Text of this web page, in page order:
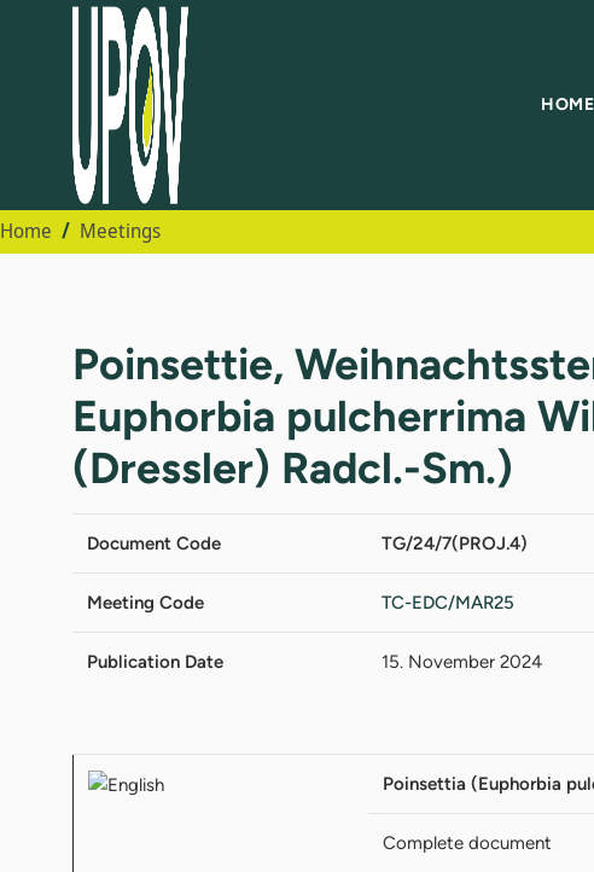
HOME
Home Meetings
Poinsettie,
Euphorbia pulcherrima
(Dressler) Radcl.-Sm.)
Document Code TG/24/7(PROJ.4)
Meeting Code TC-EDC/MAR25
Publication Date 15. November 2024
Poinsettia (Euphorbia
Complete document